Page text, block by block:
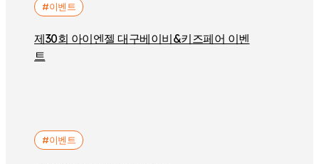
#이벤트
제30회 아이엔젤 대구베이비&키즈페어 이벤
트
#이벤트